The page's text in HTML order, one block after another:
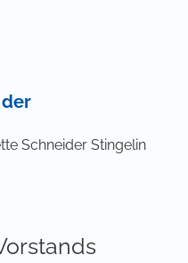
Schneider Stingelin